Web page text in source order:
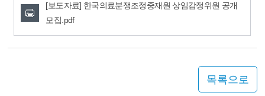
[보도자료] 한국의료분쟁조정중재원 상임감정위원 공개
모집.pdf
목록으로